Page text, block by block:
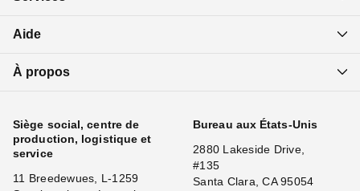
Aide
À propos
Siège social, centre de
production, logistique et
service
11 Breedewues, L-1259
Bureau aux États-Unis
2880 Lakeside Drive,
#135
Santa Clara, CA 95054